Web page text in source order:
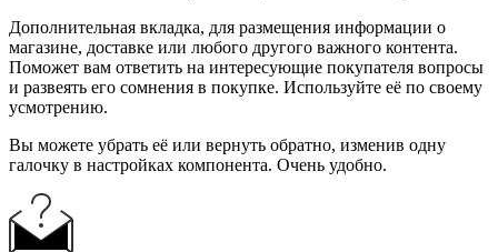
Дополнительная вкладка, для размещения информации о
магазине, доставке или любого другого важного контента.
Поможет вам ответить на интересующие покупателя вопросы
и развеять его сомнения в покупке. Используйте её по своему
усмотрению.
Вы можете убрать её или вернуть обратно, изменив одну
галочку в настройках компонента. Очень удобно.